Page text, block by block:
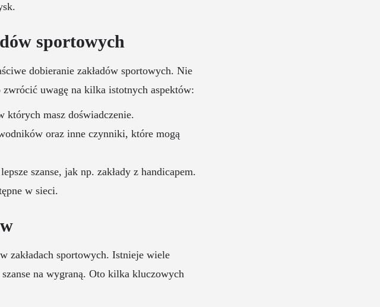
sportowych
dobieranie zakładów sportowych. Nie
uwagę na kilka istotnych aspektów:
których masz doświadczenie.
oraz inne czynniki, które mogą
szanse, jak np. zakłady z handicapem.
w sieci.
zakładach sportowych. Istnieje wiele
na wygraną. Oto kilka kluczowych